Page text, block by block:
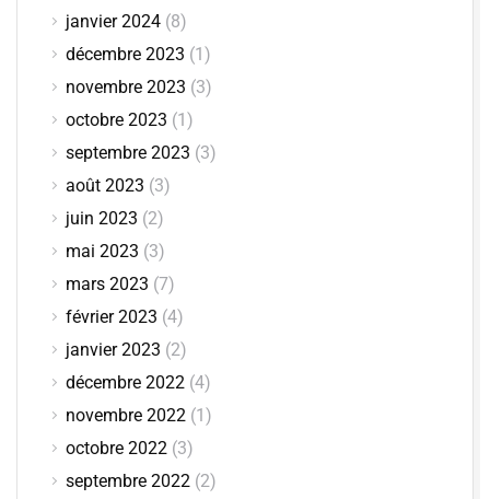
janvier 2024 (8)
décembre 2023 (1)
novembre 2023 (3)
octobre 2023 (1)
septembre 2023 (3)
août 2023 (3)
juin 2023 (2)
mai 2023 (3)
mars 2023 (7)
février 2023 (4)
janvier 2023 (2)
décembre 2022 (4)
novembre 2022 (1)
octobre 2022 (3)
septembre 2022 (2)